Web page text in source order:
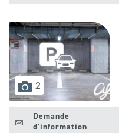
2 images
disponibles
Demande
d'information